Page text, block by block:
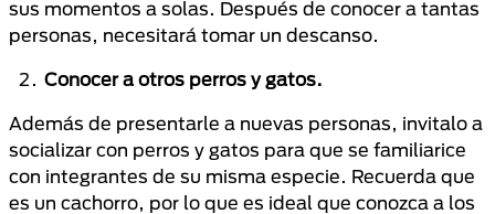
sus momentos a solas. Después de conocer a tantas
personas, necesitará tomar un descanso.
Conocer a otros perros y gatos.
Además de presentarle a nuevas personas, invitalo a
socializar con perros y gatos para que se familiarice
con integrantes de su misma especie. Recuerda que
es un cachorro, por lo que es ideal que conozca a los